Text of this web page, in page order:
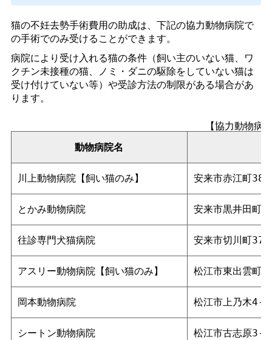
猫の不妊去勢手術費用の助成は、下記の協力動物病院で
の手術でのみ受けることができます。
病院により受け入れる猫の条件（飼い主のいない猫、ワ
クチン未接種の猫、ノミ・ダニの駆除をしていない猫は
受け付けていない等）や受診方法の制限がある場合があ
ります。
【協力動物病
動物病院名
川上動物病院【飼い猫のみ】 安来市赤江町
とかみ動物病院 安来市黒井田町
往診専門犬猫病院 安来市切川町375
アスリー動物病院【飼い猫のみ】 松江市東出雲町
岡本動物病院 松江市上乃木4-
シートン動物病院 松江市古志原3-